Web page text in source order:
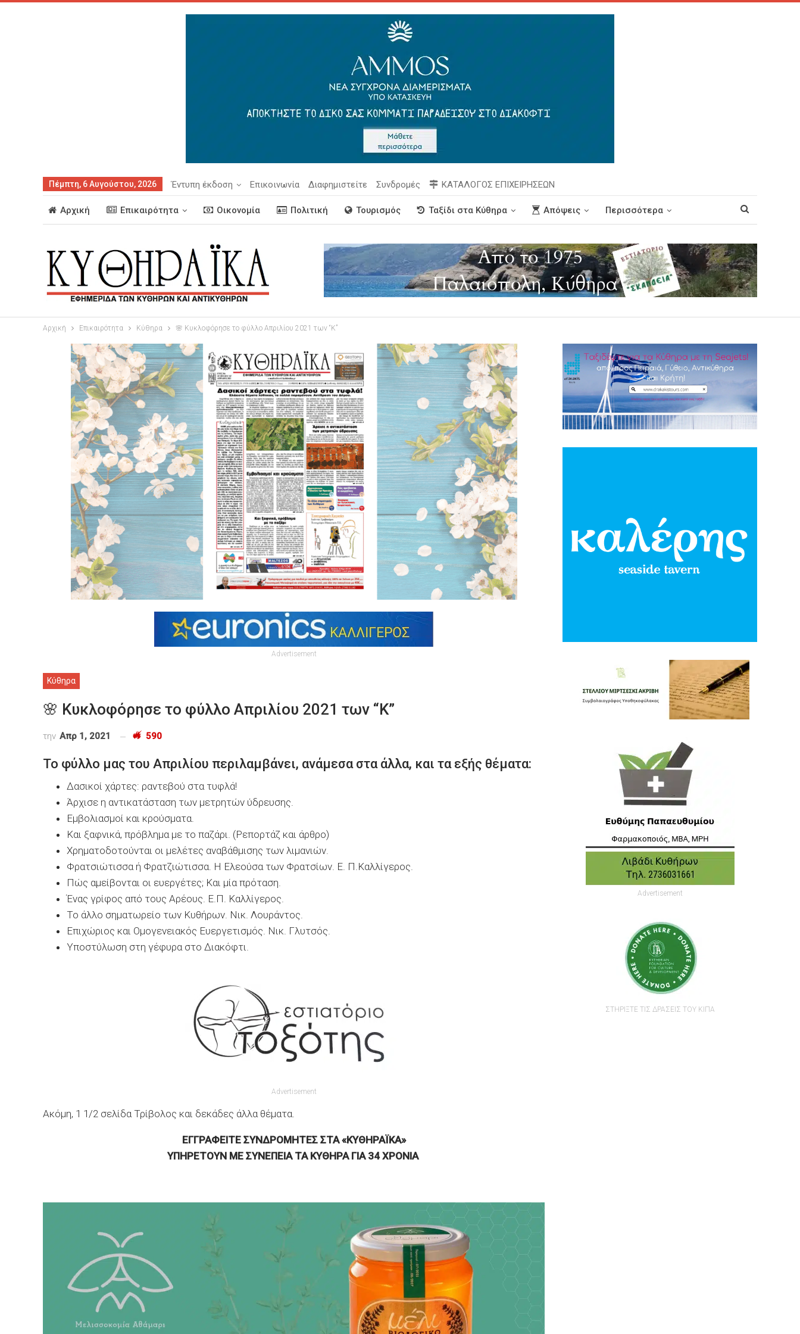
Πέμπτη, 6 Αυγούστου, 2026 Έντυπη έκδοση Επικοινωνία Διαφημιστείτε Συνδρομές ΚΑΤΑΛΟΓΟΣ ΕΠΙΧΕΙΡΗΣΕΩΝ
Αρχική Επικαιρότητα Οικονομία Πολιτική Τουρισμός Ταξίδι στα Κύθηρα Απόψεις Περισσότερα
Αρχική Επικαιρότητα Κύθηρα 🌸 Κυκλοφόρησε το φύλλο Απριλίου 2021 των “Κ”
Advertisement
Κύθηρα
🌸 Κυκλοφόρησε το φύλλο Απριλίου 2021 των “Κ”
την Απρ 1, 2021 590
Το φύλλο μας του Απριλίου περιλαμβάνει, ανάμεσα στα άλλα, και τα εξής θέματα:
Δασικοί χάρτες: ραντεβού στα τυφλά!
Άρχισε η αντικατάσταση των μετρητών ύδρευσης.
Εμβολιασμοί και κρούσματα.
Και ξαφνικά, πρόβλημα με το παζάρι. (Ρεπορτάζ και άρθρο)
Χρηματοδοτούνται οι μελέτες αναβάθμισης των λιμανιών.
Φρατσιώτισσα ή Φρατζιώτισσα. Η Ελεούσα των Φρατσίων. Ε. Π.Καλλίγερος.
Πώς αμείβονται οι ευεργέτες; Και μία πρόταση.
Ένας γρίφος από τους Αρέους. Ε.Π. Καλλίγερος.
Το άλλο σηματωρείο των Κυθήρων. Νικ. Λουράντος.
Επιχώριος και Ομογενειακός Ευεργετισμός. Νικ. Γλυτσός.
Υποστύλωση στη γέφυρα στο Διακόφτι.
Advertisement
Ακόμη, 1 1/2 σελίδα Τρίβολος και δεκάδες άλλα θέματα.
ΕΓΓΡΑΦΕΙΤΕ ΣΥΝΔΡΟΜΗΤΕΣ ΣΤΑ «ΚΥΘΗΡΑΪΚΑ»
ΥΠΗΡΕΤΟΥΝ ΜΕ ΣΥΝΕΠΕΙΑ ΤΑ ΚΥΘΗΡΑ ΓΙΑ 34 ΧΡΟΝΙΑ
Advertisement
ΣΤΗΡΙΞΤΕ ΤΙΣ ΔΡΑΣΕΙΣ ΤΟΥ ΚΙΠΑ